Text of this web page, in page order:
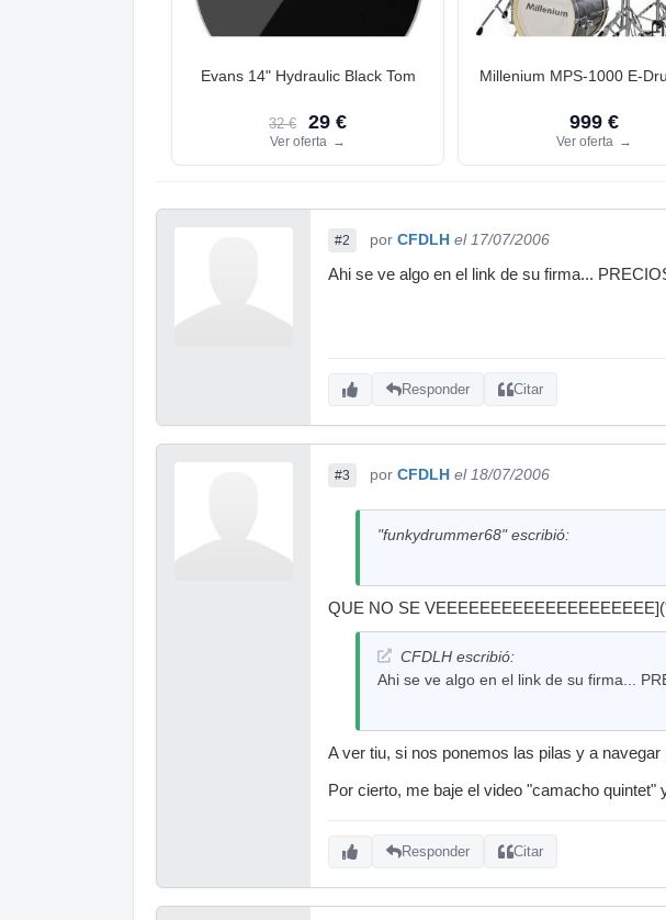
Evans 14" Hydraulic Black Tom
32 € 29 €
Ver oferta →
Millenium MPS-1000 E-
999 €
Ver oferta →
#2 por CFDLH el 17/07/2006
Ahi se ve algo en el link de su firma...
Responder Citar
#3 por CFDLH el 18/07/2006
"funkydrummer68" escribió:
QUE NO SE
CFDLH escribió:
Ahi se ve algo en el link de su firma...
A ver tiu, si nos ponemos las pilas y a
Por cierto, me baje el video "camacho
Responder Citar